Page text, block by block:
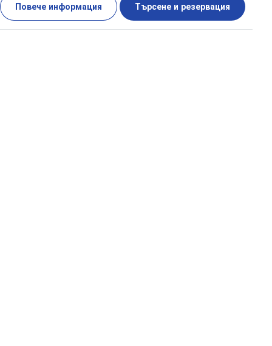
Повече информация Търсене и резервация